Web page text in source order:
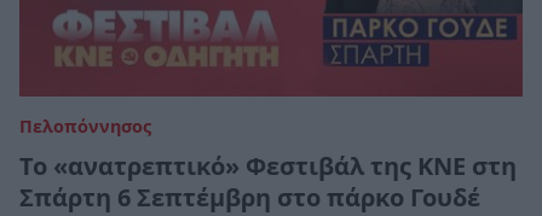
Πελοπόννησος
Το «ανατρεπτικό» Φεστιβάλ της ΚΝΕ στη
Σπάρτη 6 Σεπτέμβρη στο πάρκο Γουδέ